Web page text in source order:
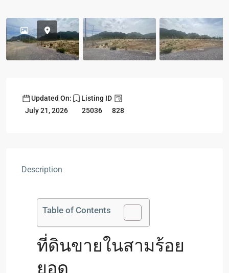
Updated On:
July 21, 2026
Listing ID
25036
828
Description
Table of Contents
ที่ดินขายในสามร้อย
ยอด